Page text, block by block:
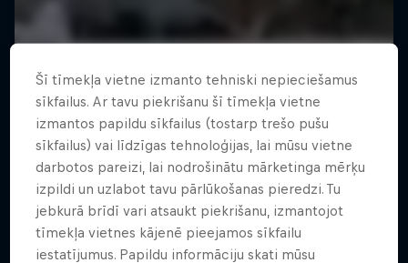
Šī tīmekļa vietne izmanto tehniski nepieciešamus
sīkfailus. Ar tavu piekrišanu šī tīmekļa vietne
izmantos papildu sīkfailus (tostarp trešo pušu
sīkfailus) vai līdzīgas tehnoloģijas, lai mūsu vietne
darbotos pareizi, lai nodrošinātu mārketinga mērķu
izpildi un uzlabot tavu pārlūkošanas pieredzi. Tu
jebkurā brīdī vari atsaukt piekrišanu, izmantojot
tīmekļa vietnes kājenē pieejamos sīkfailu
iestatījumus. Papildu informāciju skati mūsu